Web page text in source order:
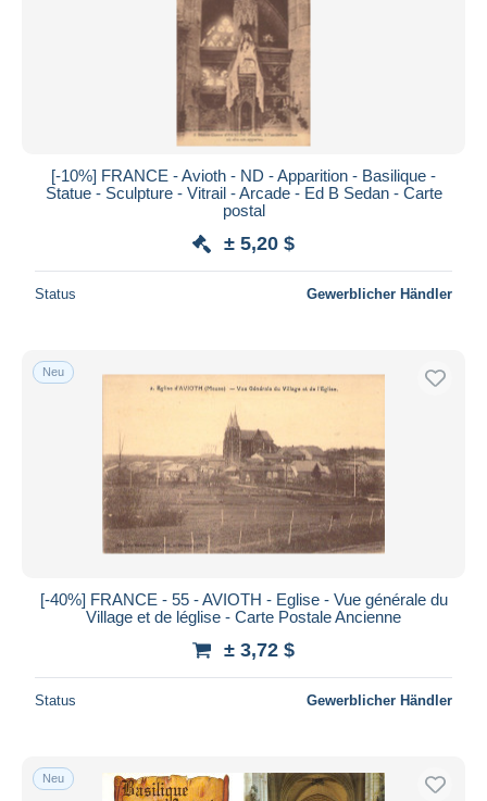
[-10%] FRANCE - Avioth - ND - Apparition - Basilique -
Statue - Sculpture - Vitrail - Arcade - Ed B Sedan - Carte
postal
± 5,20 $
Status Gewerblicher Händler
Neu
[-40%] FRANCE - 55 - AVIOTH - Eglise - Vue générale du
Village et de léglise - Carte Postale Ancienne
± 3,72 $
Status Gewerblicher Händler
Neu